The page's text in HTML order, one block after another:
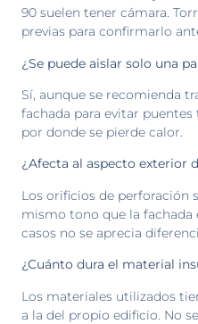
90 suelen tener cámara.
previas para confirmarlo
¿Se puede aislar solo una
Sí, aunque se recomienda
fachada para evitar
por donde se pierde calor.
¿Afecta al aspecto exterior
Los orificios de perforación
mismo tono que la fachada
casos no se aprecia
¿Cuánto dura el material
Los materiales utilizados
a la del propio edificio. No